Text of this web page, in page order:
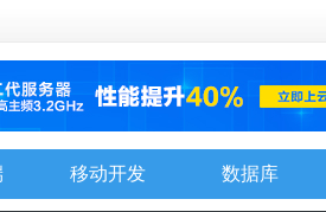
移动开发 数据库